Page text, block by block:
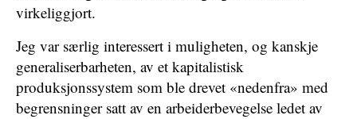
virkeliggjort.
Jeg var særlig interessert i muligheten, og kanskje
generaliserbarheten, av et kapitalistisk
produksjonssystem som ble drevet «nedenfra» med
begrensninger satt av en arbeiderbevegelse ledet av